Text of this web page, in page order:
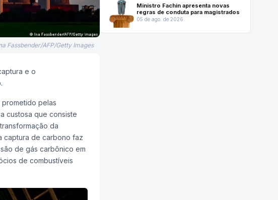
Fassbender/AFP/Getty Images
e o
prometido pelas
custosa que consiste
da
captura de carbono faz
de gás carbônico em
de combustíveis
Ministro Fachin apresenta novas
regras de conduta para magistrados
05 de ago. de 2026